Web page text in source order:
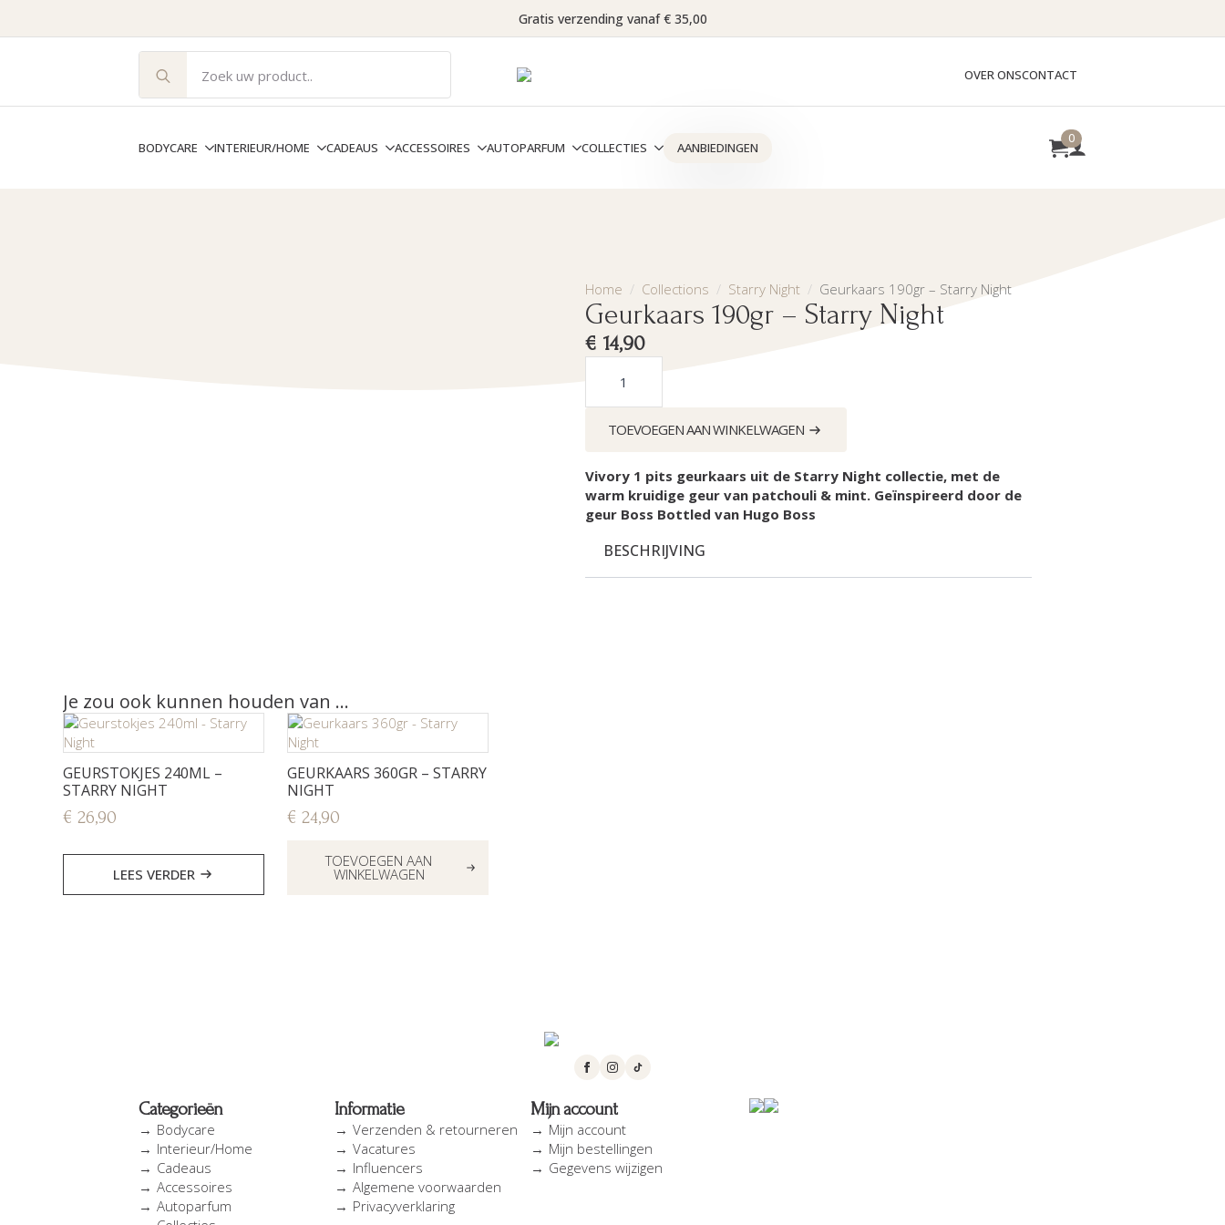
Gratis verzending vanaf € 35,00
for:
OVER ONSCONTACT
BODYCARE INTERIEUR/HOME CADEAUS ACCESSOIRES AUTOPARFUM COLLECTIES AANBIEDINGEN
0
Home Collections Starry Night Geurkaars 190gr – Starry Night
Geurkaars 190gr – Starry Night
€ 14,90
Geurkaars
190gr
Starry
aantalTOEVOEGEN AAN WINKELWAGEN
Vivory 1 pits geurkaars uit de Starry Night collectie, met de
warm kruidige geur van patchouli & mint. Geïnspireerd door de
geur Boss Bottled van Hugo Boss
BESCHRIJVING
Je zou ook kunnen houden van …
GEURSTOKJES 240ML –
STARRY NIGHT
€ 26,90
LEES VERDER
GEURKAARS 360GR – STARRY
NIGHT
€ 24,90
TOEVOEGEN AAN
WINKELWAGEN
Categorieën
Bodycare
Interieur/Home
Cadeaus
Accessoires
Autoparfum
Informatie
Verzenden & retourneren
Vacatures
Influencers
Algemene voorwaarden
Privacyverklaring
Mijn account
Mijn account
Mijn bestellingen
Gegevens wijzigen